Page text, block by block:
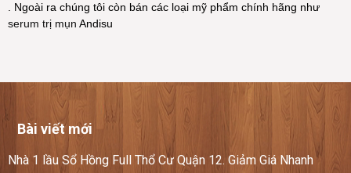
. Ngoài ra chúng tôi còn bán các loại mỹ phẩm chính hãng như
serum trị mụn Andisu
Bài viết mới
Nhà 1 lầu Sổ Hồng Full Thổ Cư Quận 12. Giảm Giá Nhanh